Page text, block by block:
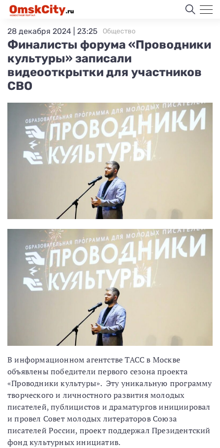
Финалисты форума «Проводники
культуры» записали
видеооткрытки для участников
СВО
28 декабря 2024 | 23:25 Общество
В информационном агентстве ТАСС в Москве
объявлены победители первого сезона проекта
«Проводники культуры». Эту уникальную программу
творческого и личностного развития молодых
писателей, публицистов и драматургов инициировал
и провел Совет молодых литераторов Союза
писателей России, проект поддержал Президентский
фонд культурных инициатив.